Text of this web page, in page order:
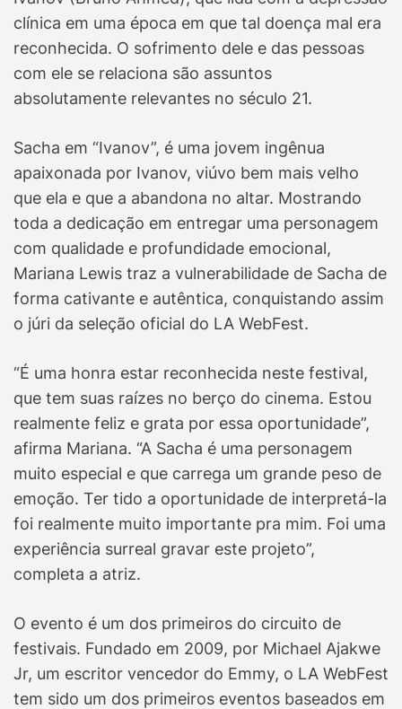
clínica em uma época em que tal doença mal era
reconhecida. O sofrimento dele e das pessoas
com ele se relaciona são assuntos
absolutamente relevantes no século 21.
Sacha em “Ivanov”, é uma jovem ingênua
apaixonada por Ivanov, viúvo bem mais velho
que ela e que a abandona no altar. Mostrando
toda a dedicação em entregar uma personagem
com qualidade e profundidade emocional,
Mariana Lewis traz a vulnerabilidade de Sacha de
forma cativante e autêntica, conquistando assim
o júri da seleção oficial do LA WebFest.
“É uma honra estar reconhecida neste festival,
que tem suas raízes no berço do cinema. Estou
realmente feliz e grata por essa oportunidade”,
afirma Mariana. “A Sacha é uma personagem
muito especial e que carrega um grande peso de
emoção. Ter tido a oportunidade de interpretá-la
foi realmente muito importante pra mim. Foi uma
experiência surreal gravar este projeto”,
completa a atriz.
O evento é um dos primeiros do circuito de
festivais. Fundado em 2009, por Michael Ajakwe
Jr, um escritor vencedor do Emmy, o LA WebFest
tem sido um dos primeiros eventos baseados em